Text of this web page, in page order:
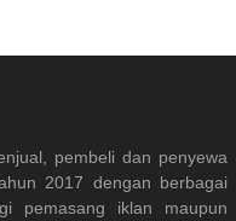
pembeli dan penyewa
2017 dengan berbagai
pemasang iklan maupun